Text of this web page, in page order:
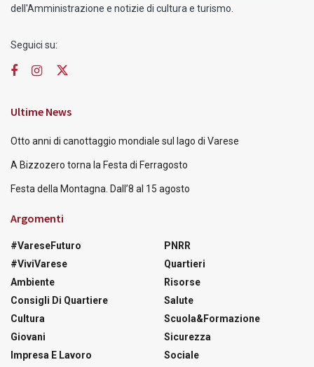
dell'Amministrazione e notizie di cultura e turismo.
Seguici su:
Ultime News
Otto anni di canottaggio mondiale sul lago di Varese
A Bizzozero torna la Festa di Ferragosto
Festa della Montagna. Dall’8 al 15 agosto
Argomenti
#VareseFuturo
#ViviVarese
Ambiente
Consigli Di Quartiere
Cultura
Giovani
Impresa E Lavoro
PNRR
Quartieri
Risorse
Salute
Scuola&Formazione
Sicurezza
Sociale